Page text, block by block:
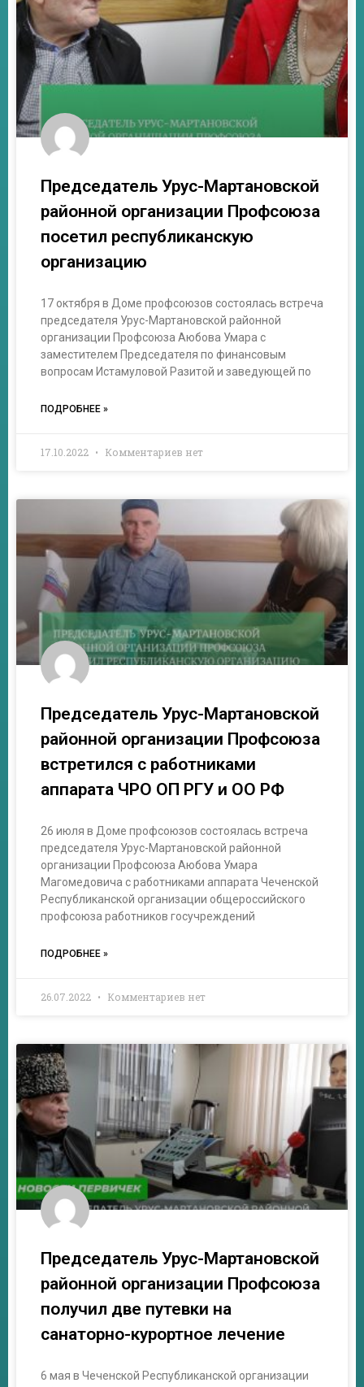
Председатель Урус-Мартановской
районной организации Профсоюза
посетил республиканскую
организацию
17 октября в Доме профсоюзов состоялась встреча
председателя Урус-Мартановской районной
организации Профсоюза Аюбова Умара с
заместителем Председателя по финансовым
вопросам Истамуловой Разитой и заведующей по
ПОДРОБНЕЕ »
17.10.2022 Комментариев нет
Председатель Урус-Мартановской
районной организации Профсоюза
встретился с работниками
аппарата ЧРО ОП РГУ и ОО РФ
26 июля в Доме профсоюзов состоялась встреча
председателя Урус-Мартановской районной
организации Профсоюза Аюбова Умара
Магомедовича с работниками аппарата Чеченской
Республиканской организации общероссийского
профсоюза работников госучреждений
ПОДРОБНЕЕ »
26.07.2022 Комментариев нет
Председатель Урус-Мартановской
районной организации Профсоюза
получил две путевки на
санаторно-курортное лечение
6 мая в Чеченской Республиканской организации